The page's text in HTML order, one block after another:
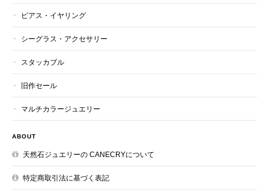
ピアス・イヤリング
シーグラス・アクセサリー
スタッカブル
旧作セール
マルチカラージュエリー
ABOUT
天然石ジュエリーの CANECRYについて
特定商取引法に基づく表記